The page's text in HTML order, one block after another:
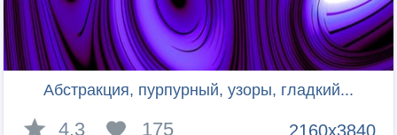
Абстракция, пурпурный, узоры, гладкий...
2160x3840
4.3 175